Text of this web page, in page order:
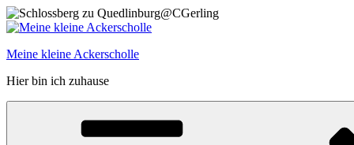
Zum
Inhalt
Meine kleine Ackerscholle
Hier bin ich zuhause